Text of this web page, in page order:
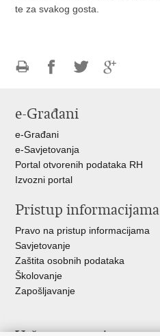
te za svakog gosta.
FacebookuTwitteru
e-Građani
e-Građani
e-Savjetovanja
Portal otvorenih podataka RH
Izvozni portal
Pristup informacijama
Pravo na pristup informacijama
Savjetovanje
Zaštita osobnih podataka
Školovanje
Zapošljavanje